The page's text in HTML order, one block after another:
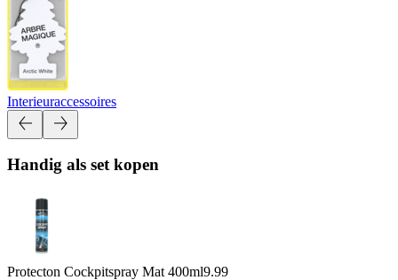
Interieuraccessoires
Handig als set kopen
Protecton Cockpitspray Mat 400ml9.99